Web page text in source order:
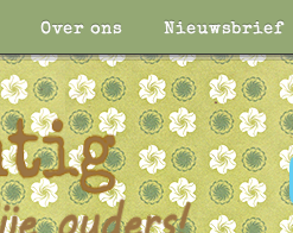
Over ons Nieuwsbrief